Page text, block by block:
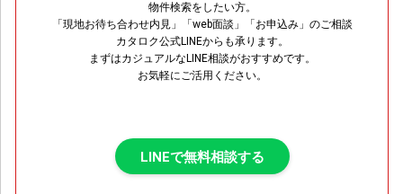
物件検索をしたい方。
「現地お待ち合わせ内見」「web面談」「お申込み」のご相談
カタロク公式LINEからも承ります。
まずはカジュアルなLINE相談がおすすめです。
お気軽にご活用ください。
LINEで無料相談する